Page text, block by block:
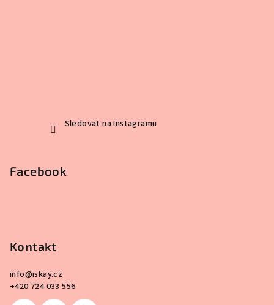
Sledovat na Instagramu
Facebook
Kontakt
info@iskay.cz
+420 724 033 556